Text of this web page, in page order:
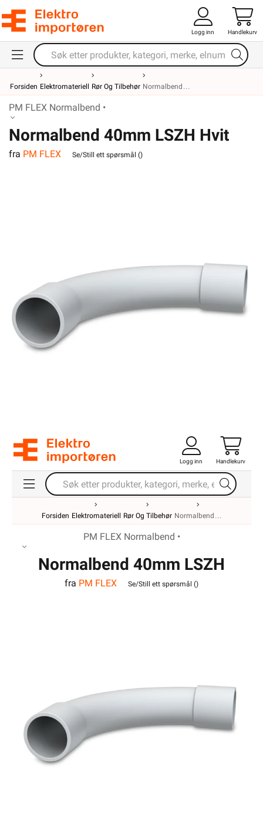
Logg inn Handlekurv
Forsiden Elektromateriell Rør Og Tilbehør Normalbend
PM FLEX Normalbend •
Normalbend 40mm LSZH Hvit
fra PM FLEX Se/Still ett spørsmål ()
Logg inn Handlekurv
Forsiden Elektromateriell Rør Og Tilbehør Normalbend
PM FLEX Normalbend •
Normalbend 40mm LSZH
Hvit
fra PM FLEX Se/Still ett spørsmål ()